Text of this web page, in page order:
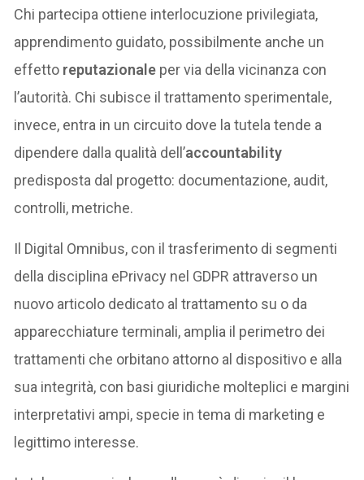
Chi partecipa ottiene interlocuzione privilegiata,
apprendimento guidato, possibilmente anche un
effetto reputazionale per via della vicinanza con
l’autorità. Chi subisce il trattamento sperimentale,
invece, entra in un circuito dove la tutela tende a
dipendere dalla qualità dell’accountability
predisposta dal progetto: documentazione, audit,
controlli, metriche.
Il Digital Omnibus, con il trasferimento di segmenti
della disciplina ePrivacy nel GDPR attraverso un
nuovo articolo dedicato al trattamento su o da
apparecchiature terminali, amplia il perimetro dei
trattamenti che orbitano attorno al dispositivo e alla
sua integrità, con basi giuridiche molteplici e margini
interpretativi ampi, specie in tema di marketing e
legittimo interesse.